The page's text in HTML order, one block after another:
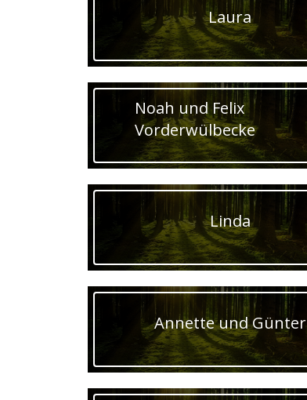
Laura
Noah und Felix
Vorderwülbecke
Linda
Annette und Günter